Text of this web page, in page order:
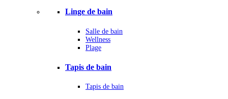
Linge de bain
Salle de bain
Wellness
Plage
Tapis de bain
Tapis de bain